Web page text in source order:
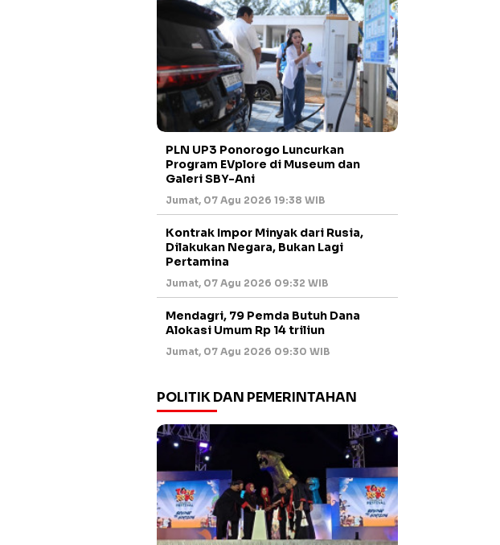
PLN UP3 Ponorogo Luncurkan
Program EVplore di Museum dan
Galeri SBY-Ani
Jumat, 07 Agu 2026 19:38 WIB
Kontrak Impor Minyak dari Rusia,
Dilakukan Negara, Bukan Lagi
Pertamina
Jumat, 07 Agu 2026 09:32 WIB
Mendagri, 79 Pemda Butuh Dana
Alokasi Umum Rp 14 triliun
Jumat, 07 Agu 2026 09:30 WIB
POLITIK DAN PEMERINTAHAN